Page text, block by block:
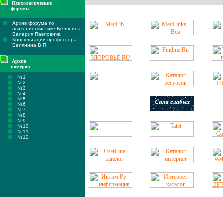
Психологические
форумы
Архив форума по
психолингвистике Белянина
Валерия Павловича
Консультации профессора
Белянина В.П.
Архив
номеров
№1
№2
№3
№4
№5
№6
№7
№8
№9
№10
№11
№12